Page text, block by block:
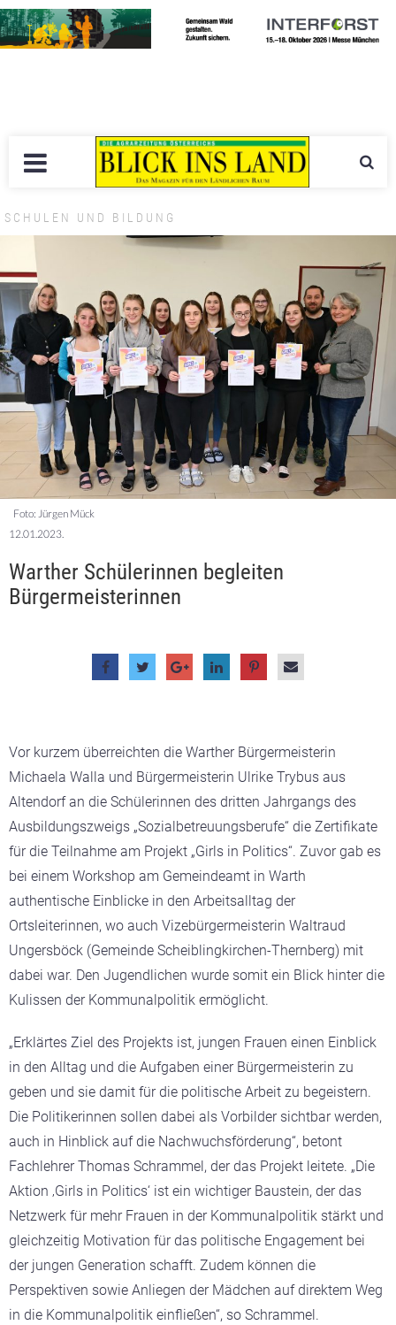
SCHULEN UND BILDUNG
Foto: Jürgen Mück
12.01.2023.
Warther Schülerinnen begleiten
Bürgermeisterinnen
Vor kurzem überreichten die Warther Bürgermeisterin
Michaela Walla und Bürgermeisterin Ulrike Trybus aus
Altendorf an die Schülerinnen des dritten Jahrgangs des
Ausbildungszweigs „Sozialbetreuungsberufe“ die Zertifikate
für die Teilnahme am Projekt „Girls in Politics“. Zuvor gab es
bei einem Workshop am Gemeindeamt in Warth
authentische Einblicke in den Arbeitsalltag der
Ortsleiterinnen, wo auch Vizebürgermeisterin Waltraud
Ungersböck (Gemeinde Scheiblingkirchen-Thernberg) mit
dabei war. Den Jugendlichen wurde somit ein Blick hinter die
Kulissen der Kommunalpolitik ermöglicht.
„Erklärtes Ziel des Projekts ist, jungen Frauen einen Einblick
in den Alltag und die Aufgaben einer Bürgermeisterin zu
geben und sie damit für die politische Arbeit zu begeistern.
Die Politikerinnen sollen dabei als Vorbilder sichtbar werden,
auch in Hinblick auf die Nachwuchsförderung“, betont
Fachlehrer Thomas Schrammel, der das Projekt leitete. „Die
Aktion ‚Girls in Politics‘ ist ein wichtiger Baustein, der das
Netzwerk für mehr Frauen in der Kommunalpolitik stärkt und
gleichzeitig Motivation für das politische Engagement bei
der jungen Generation schafft. Zudem können die
Perspektiven sowie Anliegen der Mädchen auf direktem Weg
in die Kommunalpolitik einfließen“, so Schrammel.